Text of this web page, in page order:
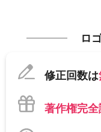
ロ
修正回数は
著作権完